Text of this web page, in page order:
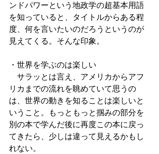
ンドパワーという地政学の超基本用語
を知っていると、タイトルからある程
度、何を言いたいのだろうというのが
見えてくる。そんな印象。
・世界を学ぶのは楽しい
サラッとは言え、アメリカからアフ
リカまでの流れを眺めていて思うの
は、世界の動きを知ることは楽しいと
いうこと。もっともっと掴みの部分を
別の本で学んだ後に再度この本に戻っ
てきたら、少しは違って見えるかもし
れない。